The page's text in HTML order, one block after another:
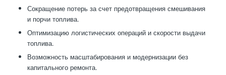
Сокращение потерь за счет предотвращения смешивания
и порчи топлива.
Оптимизацию логистических операций и скорости выдачи
топлива.
Возможность масштабирования и модернизации без
капитального ремонта.